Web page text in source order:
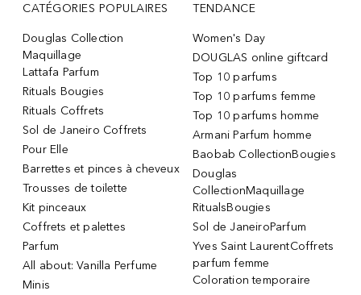
CATÉGORIES POPULAIRES
Douglas Collection
Maquillage
Lattafa Parfum
Rituals Bougies
Rituals Coffrets
Sol de Janeiro Coffrets
Pour Elle
Barrettes et pinces à cheveux
Trousses de toilette
Kit pinceaux
Coffrets et palettes
Parfum
All about: Vanilla Perfume
Minis
TENDANCE
Women's Day
DOUGLAS online giftcard
Top 10 parfums
Top 10 parfums femme
Top 10 parfums homme
Armani Parfum homme
Baobab CollectionBougies
Douglas
CollectionMaquillage
RitualsBougies
Sol de JaneiroParfum
Yves Saint LaurentCoffrets
parfum femme
Coloration temporaire